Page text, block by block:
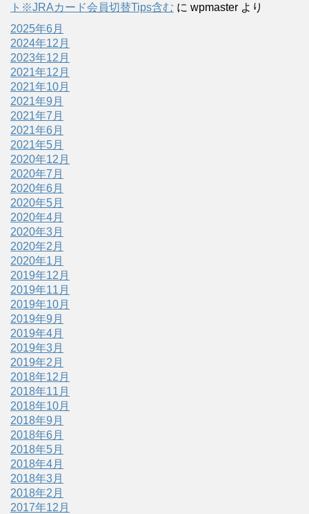
ト※JRAカード会員切替Tips含む に wpmaster より
2025年6月
2024年12月
2023年12月
2021年12月
2021年10月
2021年9月
2021年7月
2021年6月
2021年5月
2020年12月
2020年7月
2020年6月
2020年5月
2020年4月
2020年3月
2020年2月
2020年1月
2019年12月
2019年11月
2019年10月
2019年9月
2019年4月
2019年3月
2019年2月
2018年12月
2018年11月
2018年10月
2018年9月
2018年6月
2018年5月
2018年4月
2018年3月
2018年2月
2017年12月